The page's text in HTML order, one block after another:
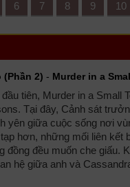
6 7 8 9 10
(Phần 2) - Murder in a
tiên, Murder in a
Tại đây, Cảnh sát
yên giữa cuộc sống nơi
hơn, những mối liên kết
đồng đều muốn che giấu.
hệ giữa anh và